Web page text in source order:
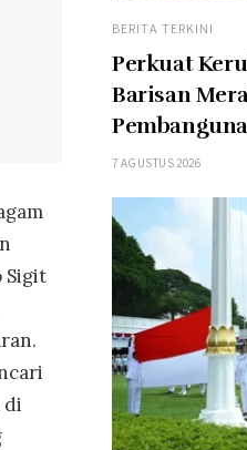
Sigit
di
BERITA TERKINI
Perkuat
Barisan
7 AGUSTUS 2026